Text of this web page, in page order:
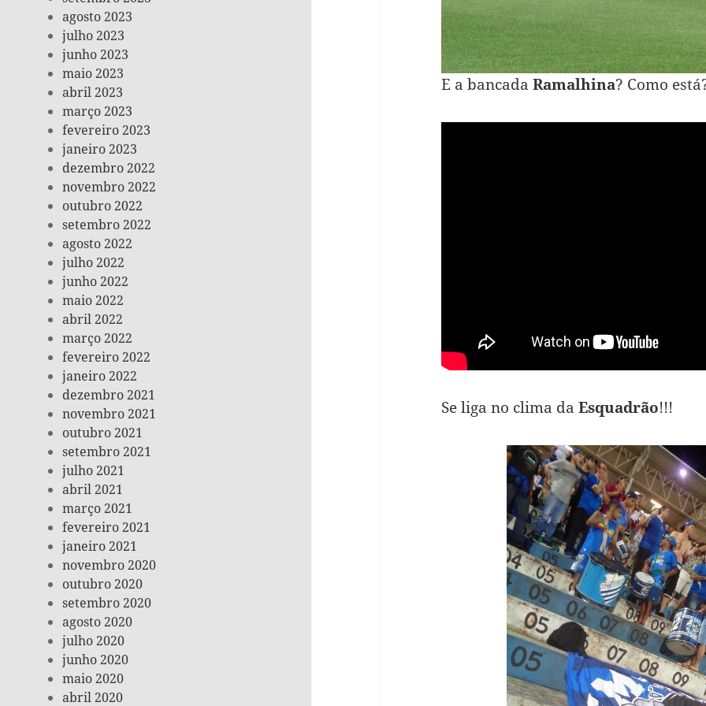
agosto 2023
julho 2023
junho 2023
maio 2023
abril 2023
março 2023
fevereiro 2023
janeiro 2023
dezembro 2022
novembro 2022
outubro 2022
setembro 2022
agosto 2022
julho 2022
junho 2022
maio 2022
abril 2022
março 2022
fevereiro 2022
janeiro 2022
dezembro 2021
novembro 2021
outubro 2021
setembro 2021
julho 2021
abril 2021
março 2021
fevereiro 2021
janeiro 2021
novembro 2020
outubro 2020
setembro 2020
agosto 2020
julho 2020
junho 2020
maio 2020
abril 2020
E a bancadaRamalhina? Como
Se liga no clima daEsquadrão!!!